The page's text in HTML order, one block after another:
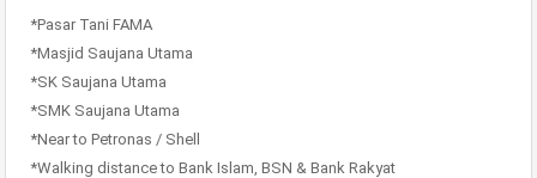
*Pasar Tani FAMA
*Masjid Saujana Utama
*SK Saujana Utama
*SMK Saujana Utama
*Near to Petronas / Shell
*Walking distance to Bank Islam, BSN & Bank Rakyat